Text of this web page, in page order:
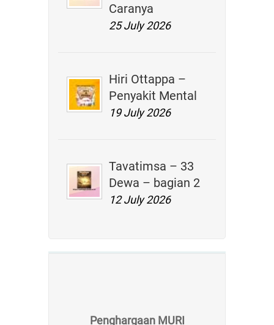
Caranya
25 July 2026
Hiri Ottappa –
Penyakit Mental
19 July 2026
Tavatimsa – 33
Dewa – bagian 2
12 July 2026
Penghargaan MURI